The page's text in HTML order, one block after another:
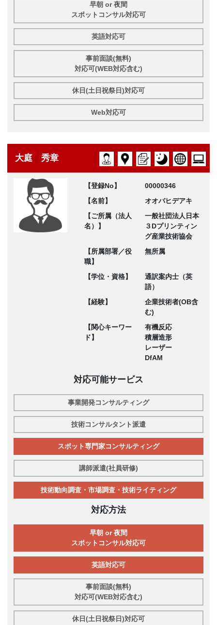
早朝 or 夜間
スポットコンサル対応可
英語対応可
事前面談(無料)
対応可(WEB対応含む)
休日(土日祝祭日)対応可
Web対応可
大庭 秀章
【登録No】
00000346
【名前】
オオバヒデアキ
【ご所属（法人
名）】
一般社団法人日本
３Dプリンティン
グ産業技術協会
【所属部署／役
職】
無所属
【学位・資格】
通訳案内士（英
語）
【経験】
企業技術者(OB含
む)
【関心キーワー
ド】
有機反応
積層造形
レーザー
DfAM
対応可能サービス
事業開発コンサルティング
技術コンサルタント派遣
スポット専門家コンサルティング
講師派遣(社員研修)
技術動向調査・市場調査・技術ライティング
対応方法
早朝 or 夜間
スポットコンサル対応可
英語対応可
事前面談(無料)
対応可(WEB対応含む)
休日(土日祝祭日)対応可